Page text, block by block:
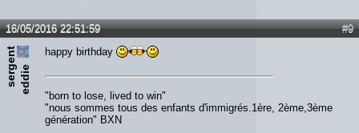
#9
16/05/2016 22:51:59
s
e
rg
e
n
t
e
d
d
ie
happy birthday
"born to lose, lived to win"
"nous sommes tous des enfants d'immigrés.1ère, 2ème,3ème
génération" BXN